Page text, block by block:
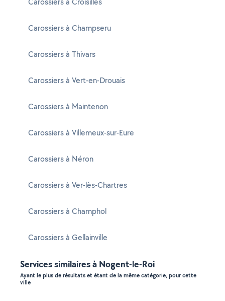
Carossiers à Champseru
Carossiers à Thivars
Carossiers à Vert-en-Drouais
Carossiers à Maintenon
Carossiers à Villemeux-sur-Eure
Carossiers à Néron
Carossiers à Ver-lès-Chartres
Carossiers à Champhol
Carossiers à Gellainville
Services similaires à Nogent-le-Roi
Ayant le plus de résultats et étant de la même catégorie, pour cette
ville